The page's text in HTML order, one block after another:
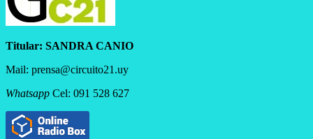
Titular: SANDRA CANIO
Mail: prensa@circuito21.uy
Whatsapp Cel: 091 528 627